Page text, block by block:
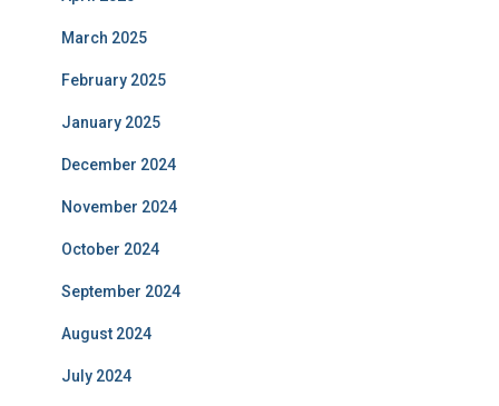
March 2025
February 2025
January 2025
December 2024
November 2024
October 2024
September 2024
August 2024
July 2024